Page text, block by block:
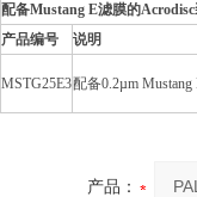
配备Mustang E滤膜的Acrodisc
产品编号
说明
MSTG25E3配备0.2µm
产品：